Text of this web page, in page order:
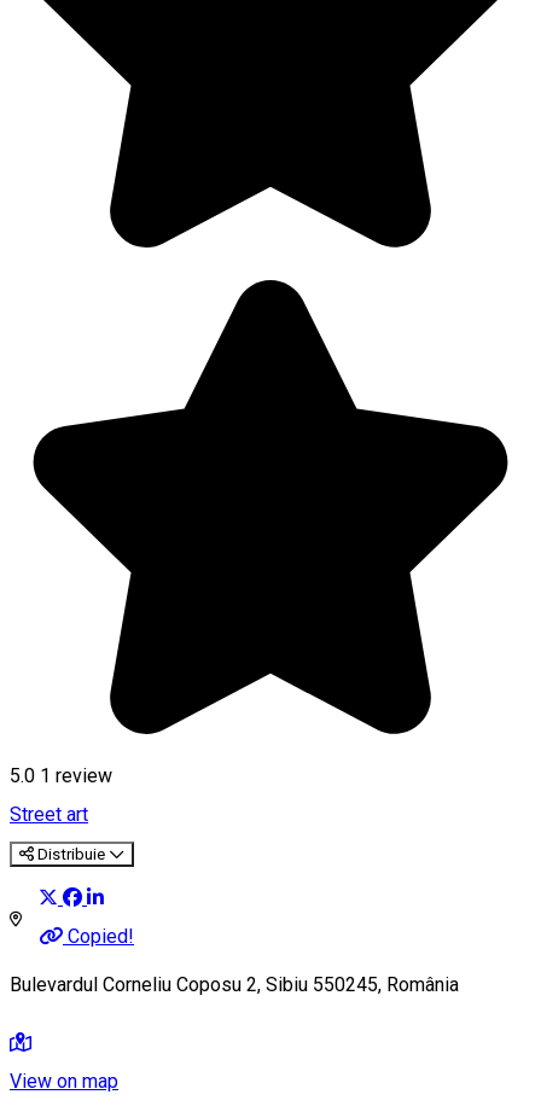
5.0 1 review
Street art
Distribuie
Copied!
Bulevardul Corneliu Coposu 2, Sibiu 550245, România
View on map